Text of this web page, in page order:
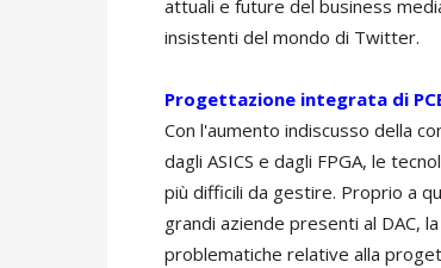
attuali e future del business
insistenti del mondo di Twitter.
Progettazione integrata di
Con l'aumento indiscusso della
dagli ASICS e dagli FPGA, le
più difficili da gestire. Proprio a
grandi aziende presenti al DAC,
problematiche relative alla